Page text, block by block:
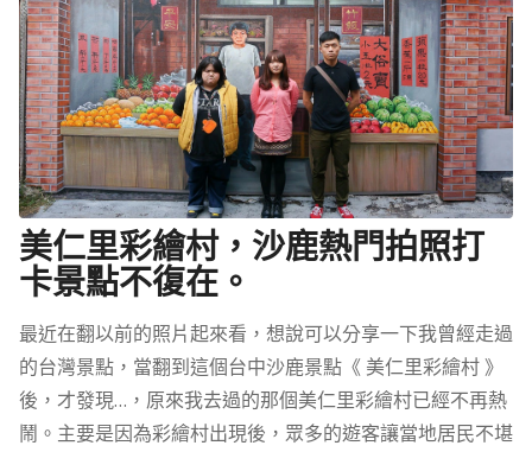
美仁里彩繪村，沙鹿熱門拍照打
卡景點不復在。
最近在翻以前的照片起來看，想說可以分享一下我曾經走過
的台灣景點，當翻到這個台中沙鹿景點《 美仁里彩繪村 》
後，才發現…，原來我去過的那個美仁里彩繪村已經不再熱
鬧。主要是因為彩繪村出現後，眾多的遊客讓當地居民不堪